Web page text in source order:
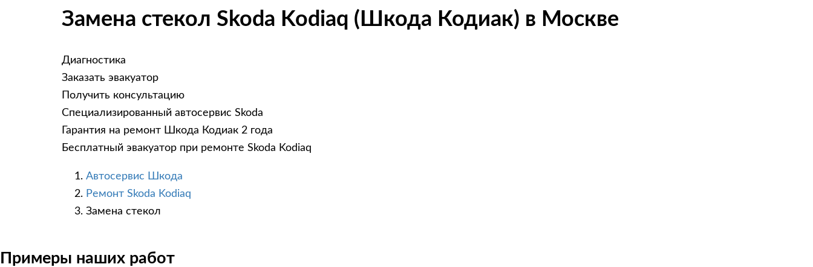
Замена стекол Skoda Kodiaq (Шкода Кодиак) в Москве
Диагностика
Заказать эвакуатор
Получить консультацию
Специализированный автосервис Skoda
Гарантия на ремонт Шкода Кодиак 2 года
Бесплатный эвакуатор при ремонте Skoda Kodiaq
Автосервис Шкода
Ремонт Skoda Kodiaq
Замена стекол
Примеры наших работ